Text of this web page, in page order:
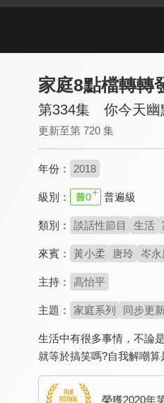
家庭8點檔轉轉
第334集 你今天幽
更新至第 720 集
年份： 2018
級別： 普遍級
類別： 談話性節目 生活
來賓： 黃小柔 唐玲 岑永
主持： 高怡平
主題： 家庭系列 同步更新
生活中有很多事情，不論
就等於搞笑嗎?自我解嘲
榮獲2020年